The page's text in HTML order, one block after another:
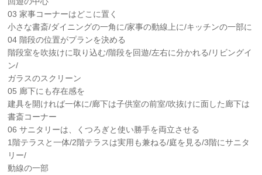
03 家事コーナーはどこに置く
小さな書斎/ダイニングの一角に/家事の動線上に/キッチンの一部に
04 階段の位置がプランを決める
階段室を吹抜けに取り込む/階段を回遊/左右に分かれる/リビングイ
ン/
ガラスのスクリーン
05 廊下にも存在感を
建具を開ければ一体に/廊下は子供室の前室/吹抜けに面した廊下は
書斎コーナー
06 サニタリーは、くつろぎと使い勝手を両立させる
1階テラスと一体/2階テラスは実用も兼ねる/庭を見る/3階にサニタ
リー/
動線の一部